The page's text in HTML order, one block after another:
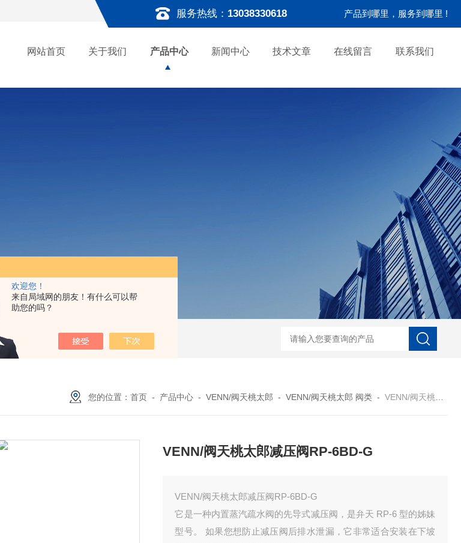
欢迎您！
来自局域网的朋友！有什么可以帮
助您的吗？
服务热线： 13038330618 产品到哪里，服务到哪里 !
网站首页 关于我们 产品中心 新闻中心 技术文章 在线留言 联系我们
NACG-7-E-O-25日本无机 酸性气体去除化学滤芯 NECS-7-E-B-25日本无机 酸性气体去除化学滤芯 NECS-7-E-A-25日本无
您的位置：首页 - 产品中心 -VENN/阀天桃太郎 -VENN/阀天桃太郎 阀类 -VENN/阀天桃太郎减压阀RP-6BD-G
VENN/阀天桃太郎减压阀RP-6BD-G
VENN/阀天桃太郎减压阀RP-6BD-G
它是一种内置蒸汽疏水阀的先导式减压阀，是弁天 RP-6 型的姊妹
型号。 如果您想防止减压阀后排水泄漏，它非常适合安装在下坡